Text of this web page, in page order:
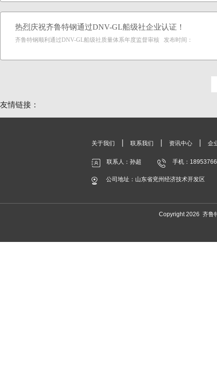
热烈庆祝齐鲁特钢通过DNV-GL船级社企业认证！
齐鲁特钢顺利通过DNV-GL船级社质量体系年度监督审核 发布时间：
友情链接：
关于我们 联系我们 资讯中心 企
联系人：孙超 手机：
公司地址：山东省兖州经济技术开发区
Copyright 2026 齐